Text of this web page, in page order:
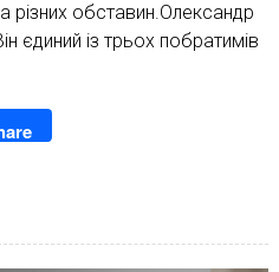
різних обставин.Олександр
єдиний із трьох побратимів